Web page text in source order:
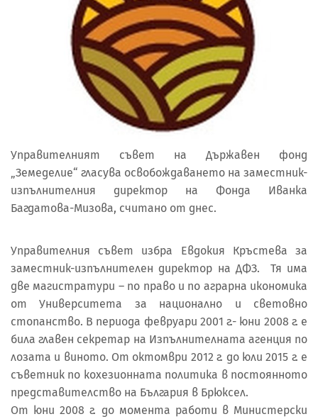
Управителният съвет на Държавен фонд
„Земеделие“ гласува освобождаването на заместник-
изпълнителния директор на Фонда Иванка
Багдатова-Мизова, считано от днес.
Управителния съвет избра Евдокия Кръстева за
заместник-изпълнителен директор на ДФЗ. Тя има
две магистратури – по право и по аграрна икономика
от Университета за национално и световно
стопанство. В периода февруари 2001 г.- юни 2008 г. е
била главен секретар на Изпълнителната агенция по
лозата и виното. От октомври 2012 г. до юли 2015 г. е
съветник по кохезионната политика в постоянното
представителство на България в Брюксел.
От юни 2008 г. до момента работи в Министерски